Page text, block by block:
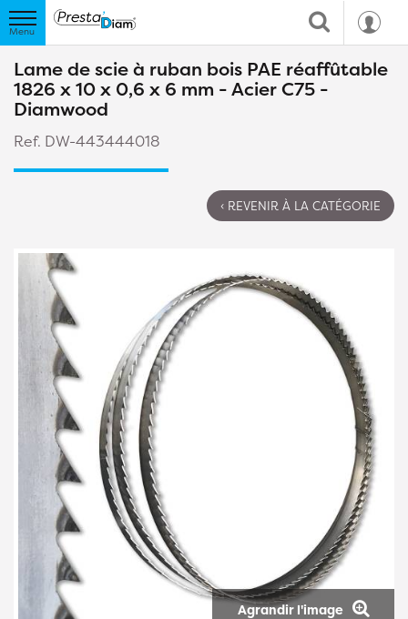
Lame de scie à ruban bois PAE réaffûtable
1826 x 10 x 0,6 x 6 mm - Acier C75 -
Diamwood
Ref. DW-443444018
‹ REVENIR À LA CATÉGORIE
Agrandir l'image